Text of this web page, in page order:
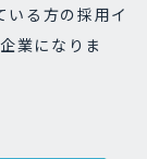
る方の採用イ
業になりま